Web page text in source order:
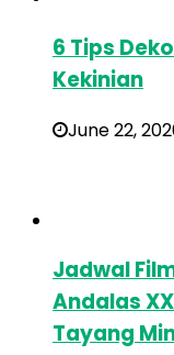
6 Tips
Kekinian
June 22,
Jadwal
Andalas
Tayang